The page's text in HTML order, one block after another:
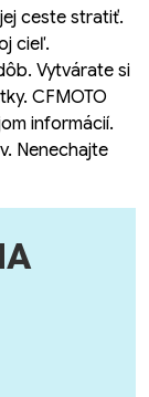
ceste stratiť.
cieľ.
Vytvárate si
CFMOTO
informácií.
Nenechajte